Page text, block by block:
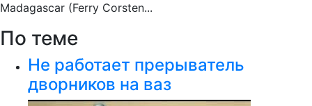
Madagascar (Ferry Corsten...
По теме
Не работает прерыватель
дворников на ваз